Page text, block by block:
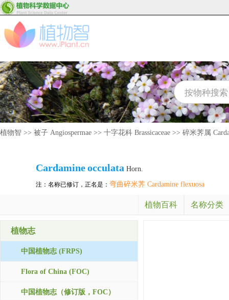
植物智 >> 被子 Angiospermae >> 十字花科 Brassicaceae >> 碎米荠属
Cardamineocculata Horn.
注：名称已修订，正名是： 弯曲碎米荠 Cardamine flexuosa
植物百科 名称分类
植物志
中国植物志 (FRPS)
Flora of China (FOC)
中国植物志（修订版，FOC）